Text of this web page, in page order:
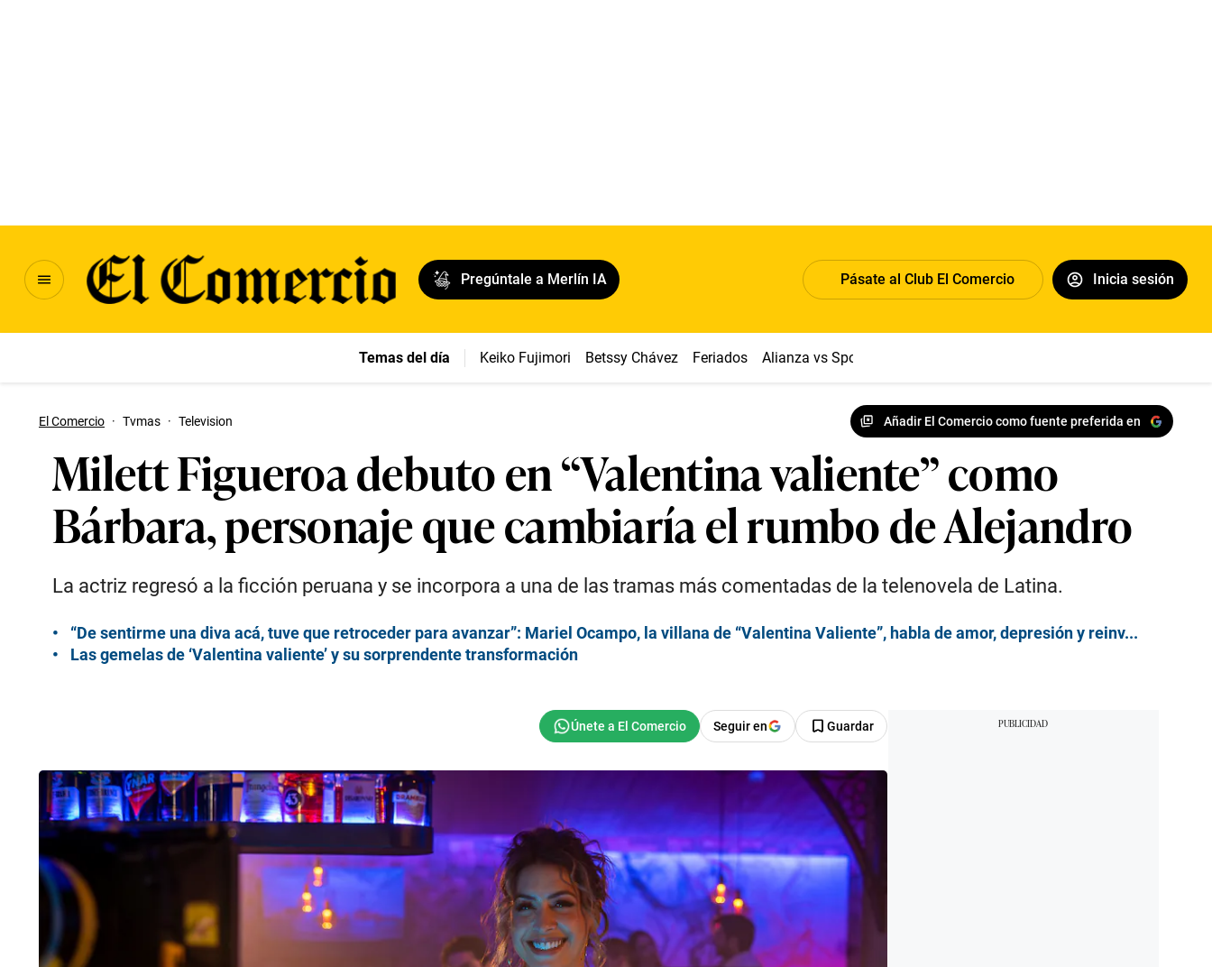
Pregúntale a Merlín IA Pásate al Club El Comercio Inicia sesión
Temas del día Keiko Fujimori Betssy Chávez Feriados Alianza vs Sport Boys
El Comercio · Tvmas · Television Añadir El Comercio como fuente preferida en
Milett Figueroa debuto en “Valentina valiente” como
Bárbara, personaje que cambiaría el rumbo de Alejandro
La actriz regresó a la ficción peruana y se incorpora a una de las tramas más comentadas de la telenovela de Latina.
“De sentirme una diva acá, tuve que retroceder para avanzar”: Mariel Ocampo, la villana de “Valentina Valiente”, habla de amor, depresión y reinv...
Las gemelas de ‘Valentina valiente’ y su sorprendente transformación
Seguir en Guardar